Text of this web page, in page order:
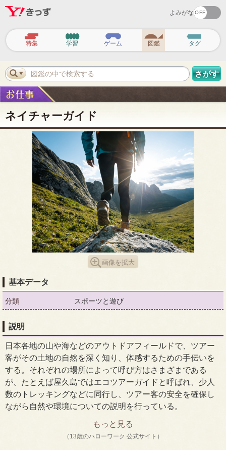
よみがな
ビ
ゲ
ー
シ
ョ
ン
特集 学習 ゲーム 図鑑 タグ
図鑑の中で検索する さがす
ネイチャーガイド
画像を拡大
基本データ
分類 スポーツと遊び
説明
日本各地の山や海などのアウトドアフィールドで、ツアー
客がその土地の自然を深く知り、体感するための手伝いを
する。それぞれの場所によって呼び方はさまざまである
が、たとえば屋久島ではエコツアーガイドと呼ばれ、少人
数のトレッキングなどに同行し、ツアー客の安全を確保し
ながら自然や環境についての説明を行っている。
もっと見る
（13歳のハローワーク 公式サイト）